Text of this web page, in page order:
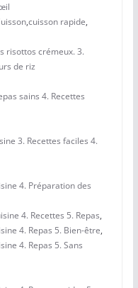
,cuisson rapide,
risottos crémeux. 3.
de riz
sains 4. Recettes
3. Recettes faciles 4.
4. Préparation des
4. Recettes 5. Repas,
4. Repas 5. Bien-être,
4. Repas 5. Sans